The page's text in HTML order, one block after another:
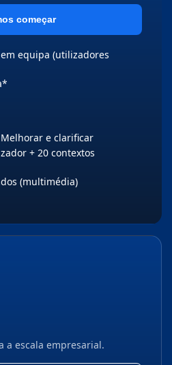
começar
equipa (utilizadores
e clarificar
+ 20 contextos
(multimédia)
a escala empresarial.